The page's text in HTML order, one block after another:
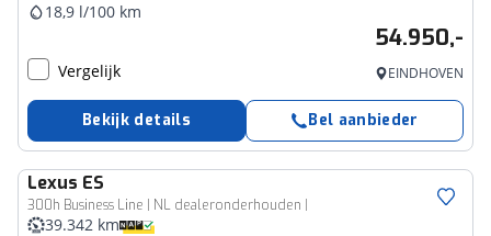
18,9 l/100 km
54.950,-
Vergelijk EINDHOVEN
Bekijk details Bel aanbieder
Lexus ES
300h Business Line | NL dealeronderhouden |
39.342 km